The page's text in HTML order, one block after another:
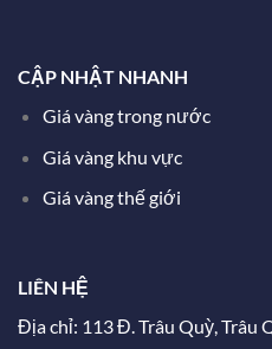
CẬP NHẬT NHANH
Giá vàng trong nước
Giá vàng khu vực
Giá vàng thế giới
LIÊN HỆ
Địa chỉ: 113 Đ. Trâu Quỳ, Trâu